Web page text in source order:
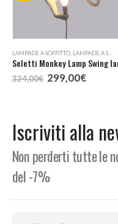
LAMPADE A SOFFITTO, LAMPADE A SOSPENSIONE
324,00€ Il
prezzo
299,00€Il
Iscriviti alla
Non perderti tutte le
del -7%